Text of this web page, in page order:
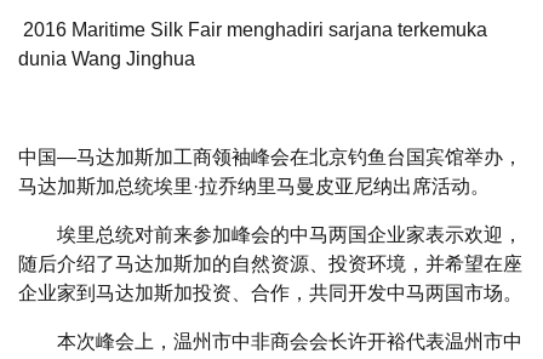
2016 Maritime Silk Fair menghadiri sarjana terkemuka
dunia Wang Jinghua
中国—马达加斯加工商领袖峰会在北京钓鱼台国宾馆举办，
马达加斯加总统埃里·拉乔纳里马曼皮亚尼纳出席活动。
埃里总统对前来参加峰会的中马两国企业家表示欢迎，
随后介绍了马达加斯加的自然资源、投资环境，并希望在座
企业家到马达加斯加投资、合作，共同开发中马两国市场。
本次峰会上，温州市中非商会会长许开裕代表温州市中